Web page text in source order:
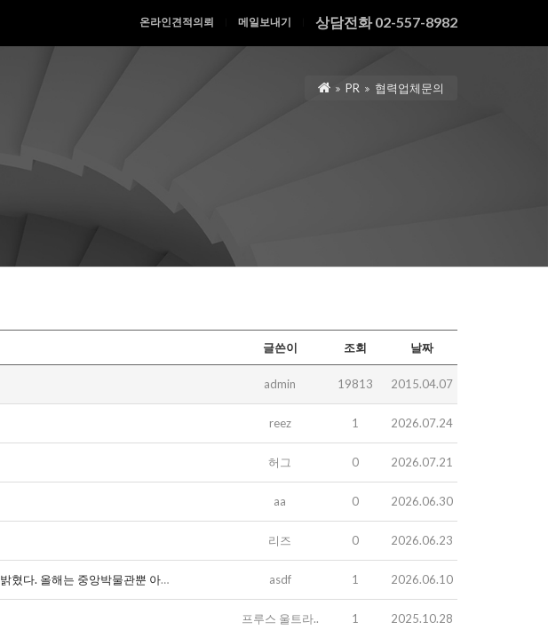
온라인견적의뢰 메일보내기 상담전화 02-557-8982
PR 협력업체문의
글쓴이 조회 날짜
admin 19813 2015.04.07
reez 1 2026.07.24
허그 0 2026.07.21
aa 0 2026.06.30
리즈 0 2026.06.23
아니라 13개 소속박물관이 함께한다. asdf 1 2026.06.10
프루스 울트라.. 1 2025.10.28